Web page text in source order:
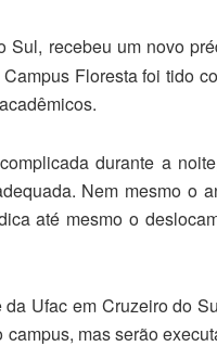
recebeu um novo
Floresta foi tido
durante a
Nem mesmo o
até mesmo o
Ufac em Cruzeiro do
mas serão